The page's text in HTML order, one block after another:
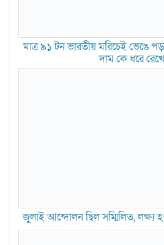
মাত্র ৯১ টন ভারতীয় মরিচেই ভেঙে
দাম কে ধরে
জুলাই আন্দোলন ছিল সম্মিলিত, লক্ষ্য